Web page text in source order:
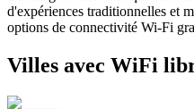
d'expériences traditionnelles et
options de connectivité Wi-Fi
Villes avec WiFi